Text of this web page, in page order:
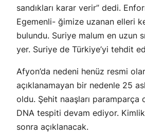
sandıkları karar verir” dedi.
Egemenli- ğimize uzanan elleri
bulundu. Suriye malum en uzun
yer. Suriye de Türkiye’yi tehdit
Afyon’da nedeni henüz resmi
açıklanamayan bir nedenle 25
oldu. Şehit naaşları paramparça
DNA tespiti devam ediyor.
sonra açıklanacak.